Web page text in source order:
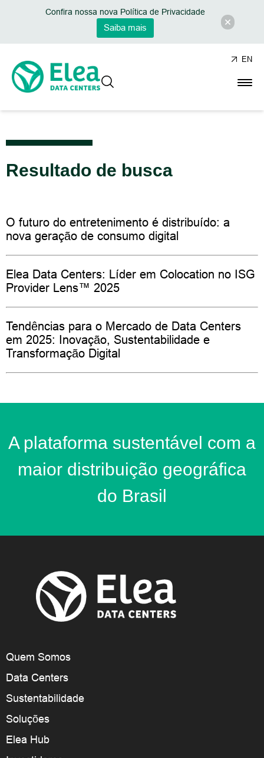
Confira nossa nova Política de Privacidade
Saiba mais
EN
Resultado de busca
O futuro do entretenimento é distribuído: a
nova geração de consumo digital
Elea Data Centers: Líder em Colocation no ISG
Provider Lens™ 2025
Tendências para o Mercado de Data Centers
em 2025: Inovação, Sustentabilidade e
Transformação Digital
A plataforma sustentável com a
maior distribuição geográfica
do Brasil
Quem Somos
Data Centers
Sustentabilidade
Soluções
Elea Hub